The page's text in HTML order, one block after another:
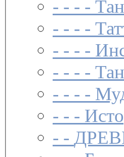
- - - -
- - - -
- - - -
- - - -
- - - -
- - -
- -